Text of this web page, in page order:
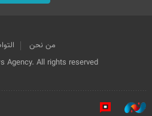
من نحن
Agency. All rights reserved